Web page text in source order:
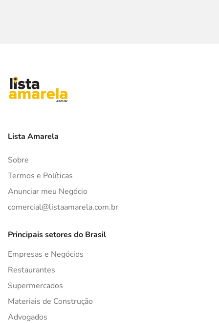
Lista Amarela
Sobre
Termos e Políticas
Anunciar meu Negócio
comercial@listaamarela.com.br
Principais setores do Brasil
Empresas e Negócios
Restaurantes
Supermercados
Materiais de Construção
Advogados